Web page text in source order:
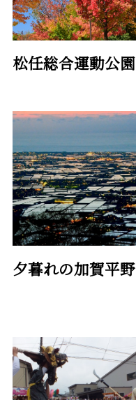
松任総合運動公園
夕暮れの加賀平野